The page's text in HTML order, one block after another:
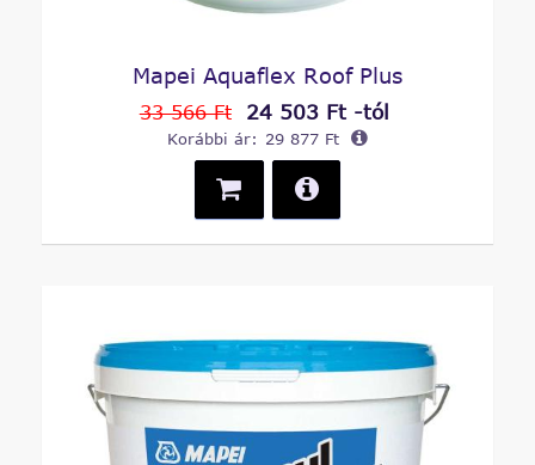
Mapei Aquaflex Roof Plus
33 566 Ft 24 503 Ft -tól
Korábbi ár: 29 877 Ft